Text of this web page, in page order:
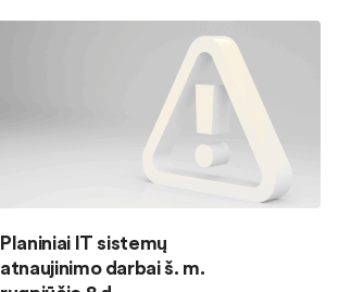
Planiniai IT sistemų
atnaujinimo darbai š. m.